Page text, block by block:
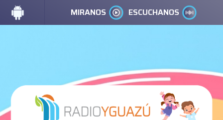
MIRANOS ESCUCHANOS